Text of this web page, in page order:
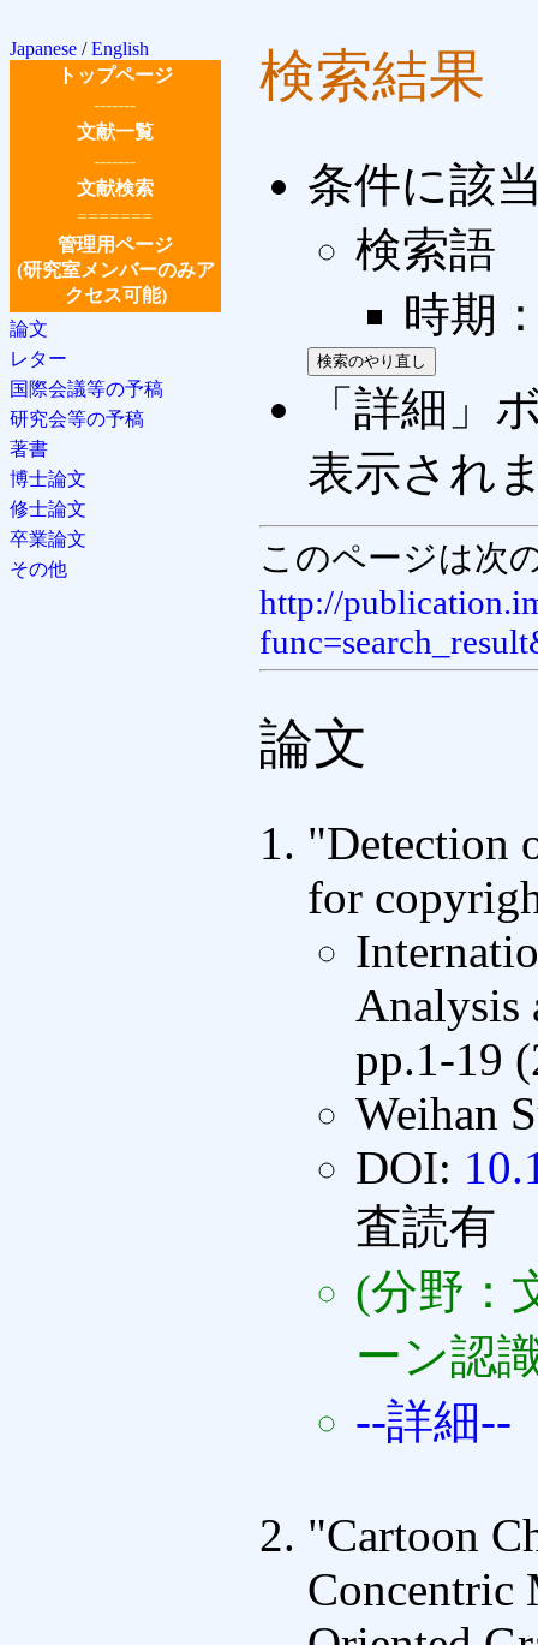
Japanese /English
トップページ
-------
文献一覧
-------
文献検索
=======
管理用ページ
(研究室メンバーのみア
クセス可能)
論文
レター
国際会議等の予稿
研究会等の予稿
著書
博士論文
修士論文
卒業論文
その他
検索結果
条件に該
検索語
時期
「詳細」
表示され
このページは次
http://
論文
"Detection
for
pp.1-19
Weihan
DOI:
査読有
(分野：
ーン認
--詳細--
"Cartoon
Concentric